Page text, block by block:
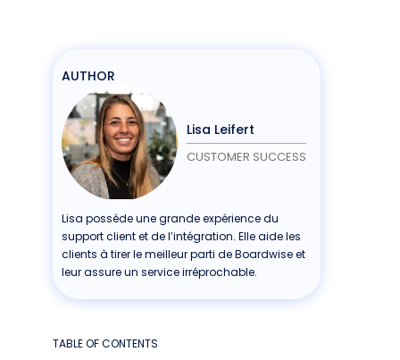
AUTHOR
Lisa Leifert
CUSTOMER SUCCESS
Lisa possède une grande expérience du
support client et de l’intégration. Elle aide les
clients à tirer le meilleur parti de Boardwise et
leur assure un service irréprochable.
TABLE OF CONTENTS